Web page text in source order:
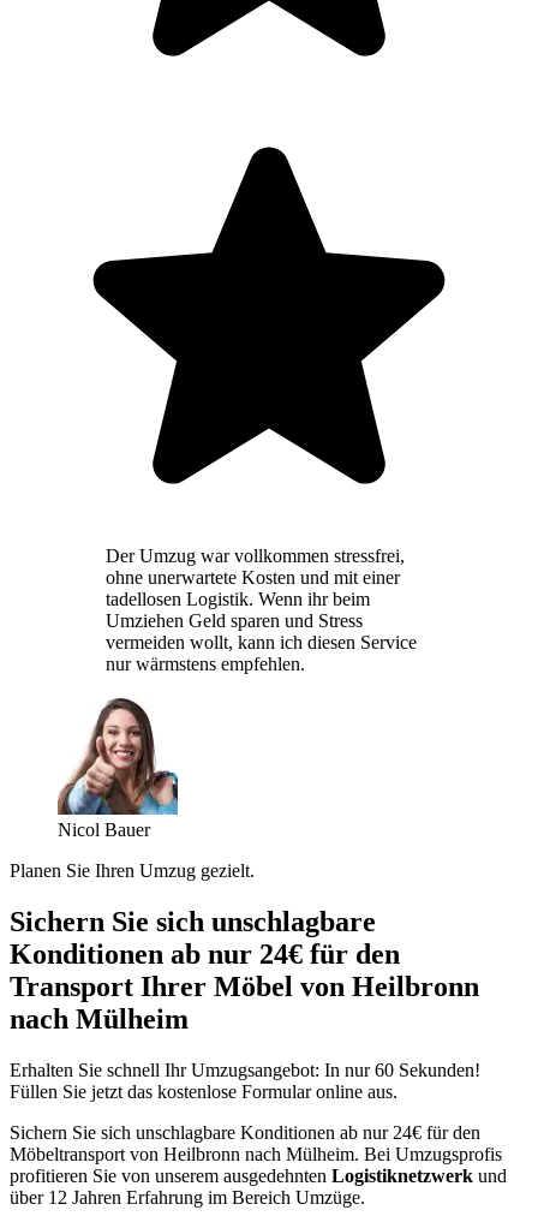
Der Umzug war vollkommen stressfrei,
ohne unerwartete Kosten und mit einer
tadellosen Logistik. Wenn ihr beim
Umziehen Geld sparen und Stress
vermeiden wollt, kann ich diesen Service
nur wärmstens empfehlen.
Nicol Bauer
Planen Sie Ihren Umzug gezielt.
Sichern Sie sich unschlagbare
Konditionen ab nur 24€ für den
Transport Ihrer Möbel von Heilbronn
nach Mülheim
Erhalten Sie schnell Ihr Umzugsangebot: In nur 60 Sekunden!
Füllen Sie jetzt das kostenlose Formular online aus.
Sichern Sie sich unschlagbare Konditionen ab nur 24€ für den
Möbeltransport von Heilbronn nach Mülheim. Bei Umzugsprofis
profitieren Sie von unserem ausgedehnten Logistiknetzwerk und
über 12 Jahren Erfahrung im Bereich Umzüge.